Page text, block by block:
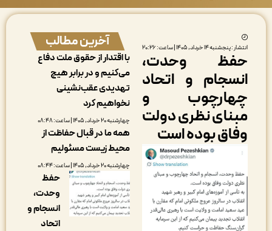
: پنجشنبه ۱۴ خرداد, ۱۴۰۵ | ساعت: ۲۰:۲۶
وحدت،
و اتحاد
و
نظری دولت
بوده است
آخرین مطالب
با اقتدار از حقوق ملت دفاع
می‌کنیم و در برابر هیچ
تهدیدی عقب‌نشینی
نخواهیم کرد
چهارشنبه ۲۰ خرداد, ۱۴۰۵ | ساعت: ۰۸:۴۸
همه ما در قبال حفاظت از
محیط زیست مسئولیم
چهارشنبه ۲۰ خرداد, ۱۴۰۵ | ساعت: ۰۸:۴۴
حفظ
وحدت،
انسجام و